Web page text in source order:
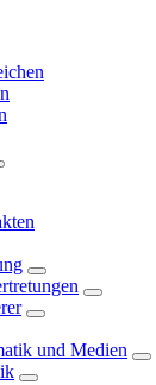
und Medien